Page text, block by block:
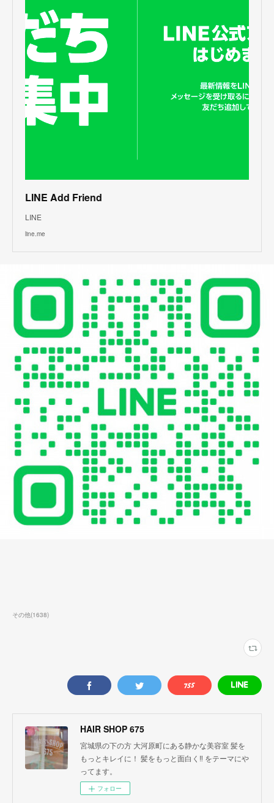
LINE Add Friend
LINE
line.me
その他(1638)
HAIR SHOP 675
宮城県の下の方 大河原町にある静かな美容室 髪を
もっとキレイに！ 髪をもっと面白く‼︎ をテーマにや
ってます。
フォロー